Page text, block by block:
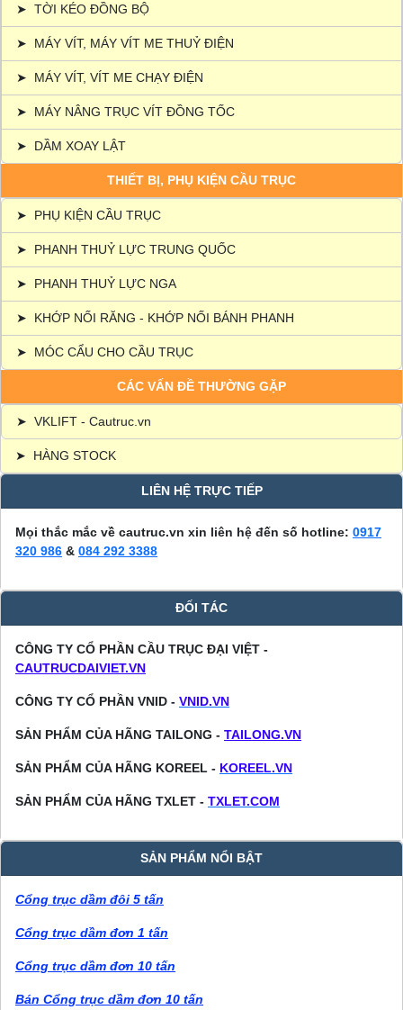
➤ TỜI KÉO ĐỒNG BỘ
➤ MÁY VÍT, MÁY VÍT ME THUỶ ĐIỆN
➤ MÁY VÍT, VÍT ME CHẠY ĐIỆN
➤ MÁY NÂNG TRỤC VÍT ĐỒNG TỐC
➤ DẦM XOAY LẬT
THIẾT BỊ, PHỤ KIỆN CẦU TRỤC
➤ PHỤ KIỆN CẦU TRỤC
➤ PHANH THUỶ LỰC TRUNG QUỐC
➤ PHANH THUỶ LỰC NGA
➤ KHỚP NỐI RĂNG - KHỚP NỐI BÁNH PHANH
➤ MÓC CẨU CHO CẦU TRỤC
CÁC VẤN ĐỀ THƯỜNG GẶP
➤ VKLIFT - Cautruc.vn
➤ HÀNG STOCK
LIÊN HỆ TRỰC TIẾP
Mọi thắc mắc về cautruc.vn xin liên hệ đến số hotline: 0917
320 986 & 084 292 3388
ĐỐI TÁC
CÔNG TY CỔ PHẦN CẦU TRỤC ĐẠI VIỆT -
CAUTRUCDAIVIET.VN
CÔNG TY CỔ PHẦN VNID - VNID.VN
SẢN PHẨM CỦA HÃNG TAILONG - TAILONG.VN
SẢN PHẨM CỦA HÃNG KOREEL - KOREEL.VN
SẢN PHẨM CỦA HÃNG TXLET - TXLET.COM
SẢN PHẨM NỔI BẬT
Cổng trục dầm đôi 5 tấn
Cổng trục dầm đơn 1 tấn
Cổng trục dầm đơn 10 tấn
Bán Cổng trục dầm đơn 10 tấn